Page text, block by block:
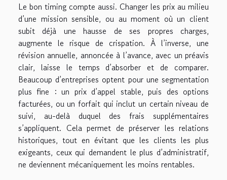
Le bon timing compte aussi. Changer les prix au milieu
d’une mission sensible, ou au moment où un client
subit déjà une hausse de ses propres charges,
augmente le risque de crispation. À l’inverse, une
révision annuelle, annoncée à l’avance, avec un préavis
clair, laisse le temps d’absorber et de comparer.
Beaucoup d’entreprises optent pour une segmentation
plus fine : un prix d’appel stable, puis des options
facturées, ou un forfait qui inclut un certain niveau de
suivi, au-delà duquel des frais supplémentaires
s’appliquent. Cela permet de préserver les relations
historiques, tout en évitant que les clients les plus
exigeants, ceux qui demandent le plus d’administratif,
ne deviennent mécaniquement les moins rentables.